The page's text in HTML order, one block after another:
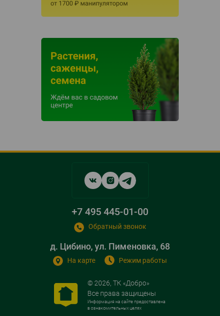
© 2026, ТК «Добро»
Все права защищены
Информация на сайте предоставлена
в ознакомительных целях
д. Цибино, ул. Пименовка, 68
На карте Режим работы
+7 495 445-01-00
Обратный звонок